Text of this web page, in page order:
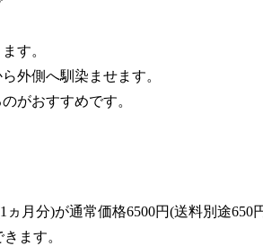
す。
外側へ馴染ませます。
がおすすめです。
ヵ月分)が通常価格6500円(送料別途650
ます。